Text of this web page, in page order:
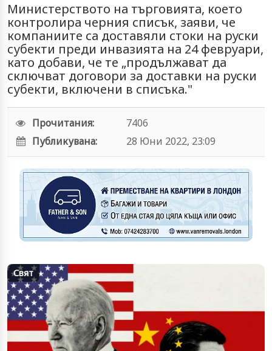
Министерството на търговията, което
контролира черния списък, заяви, че
компаниите са доставяли стоки на руски
субекти преди инвазията на 24 февруари,
като добави, че те „продължават да
сключват договори за доставки на руски
субекти, включени в списъка."
Прочитания:
7406
Публикувана:
28 Юни 2022, 23:09
Свят